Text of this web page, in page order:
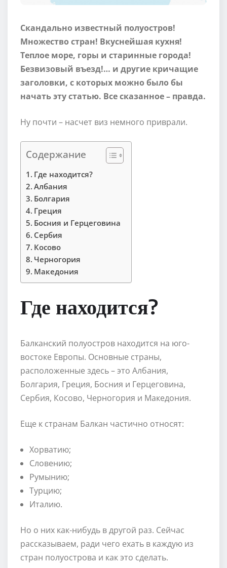
Скандально известный полуостров!
Множество стран! Вкуснейшая кухня!
Теплое море, горы и старинные города!
Безвизовый въезд!… и другие кричащие
заголовки, с которых можно было бы
начать эту статью. Все сказанное – правда.
Ну почти – насчет виз немного приврали.
Содержание
Где находится?
Албания
Болгария
Греция
Босния и Герцеговина
Сербия
Косово
Черногория
Македония
Где находится?
Балканский полуостров находится на юго-
востоке Европы. Основные страны,
расположенные здесь – это Албания,
Болгария, Греция, Босния и Герцеговина,
Сербия, Косово, Черногория и Македония.
Еще к странам Балкан частично относят:
Хорватию;
Словению;
Румынию;
Турцию;
Италию.
Но о них как-нибудь в другой раз. Сейчас
рассказываем, ради чего ехать в каждую из
стран полуострова и как это сделать.